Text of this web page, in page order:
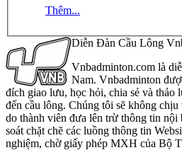
Thêm...
Diễn Đàn Cầu Lông
Vnbadminton.com là
Nam. Vnbadminton
đích giao lưu, học hỏi, chia sẻ và thảo
đến cầu lông. Chúng tôi sẽ không
do thành viên đưa lên trừ thông tin
soát chặt chẽ các luồng thông tin
nghiệm, chờ giấy phép MXH của Bộ